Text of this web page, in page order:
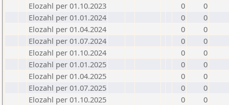
Elozahl per 01.10.2023
0
0
Elozahl per 01.01.2024
0
0
Elozahl per 01.04.2024
0
0
Elozahl per 01.07.2024
0
0
Elozahl per 01.10.2024
0
0
Elozahl per 01.01.2025
0
0
Elozahl per 01.04.2025
0
0
Elozahl per 01.07.2025
0
0
Elozahl per 01.10.2025
0
0